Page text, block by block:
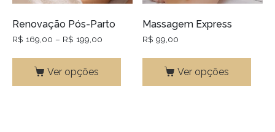
Renovação Pós-Parto
R$ 169,00 – R$ 199,00
Ver opções
Massagem Express
R$ 99,00
Ver opções